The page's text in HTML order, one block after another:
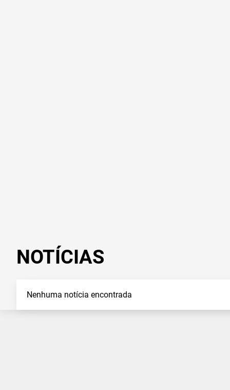
NOTÍCIAS
Nenhuma notícia encontrada